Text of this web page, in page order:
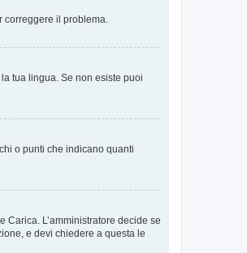
correggere il problema.
tua lingua. Se non esiste puoi
o punti che indicano quanti
Carica. L’amministratore decide se
e devi chiedere a questa le